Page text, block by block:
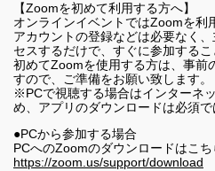
【Zoomを初めて利用する方へ】
オンラインイベントではZoomを利
アカウントの登録などは必要なく
セスするだけで、すぐに参加するこ
初めてZoomを使用する方は、事前
すので、ご準備をお願い致します。
※PCで視聴する場合はインターネ
め、アプリのダウンロードは必須で
●PCから参加する場合
PCへのZoomのダウンロードはこち
https://zoom.us/support/download